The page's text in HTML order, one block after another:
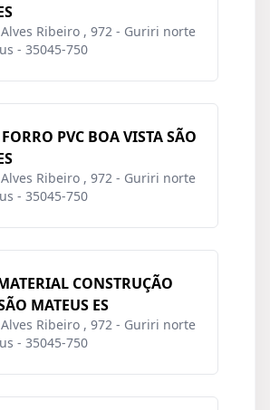
Ribeiro , 972 - Guriri norte
- 35045-750
PVC BOA VISTA SÃO
Ribeiro , 972 - Guriri norte
- 35045-750
CONSTRUÇÃO
MATEUS ES
Ribeiro , 972 - Guriri norte
- 35045-750